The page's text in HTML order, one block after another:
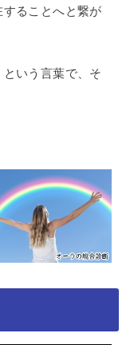
ることへと繋が
いう言葉で、そ